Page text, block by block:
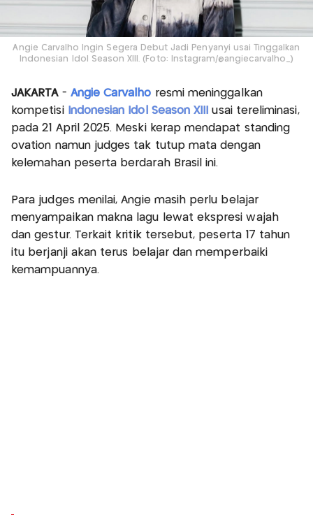
Angie Carvalho Ingin Segera Debut Jadi Penyanyi usai Tinggalkan
Indonesian Idol Season XIII. (Foto: Instagram/@angiecarvalho_)
JAKARTA- Angie Carvalho resmi meninggalkan
kompetisi
Indonesian Idol Season XIII
usai tereliminasi,
pada 21 April 2025. Meski kerap mendapat standing
ovation namun judges tak tutup mata dengan
kelemahan peserta berdarah Brasil ini.
Para judges menilai, Angie masih perlu belajar
menyampaikan makna lagu lewat ekspresi wajah
dan gestur. Terkait kritik tersebut, peserta 17 tahun
itu berjanji akan terus belajar dan memperbaiki
kemampuannya.